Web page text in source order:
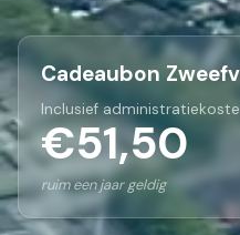
Cadeaubon
Inclusief
€51,50
ruim een jaar geldig